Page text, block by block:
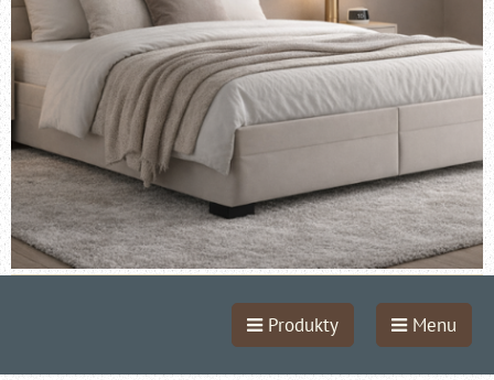
Produkty Menu